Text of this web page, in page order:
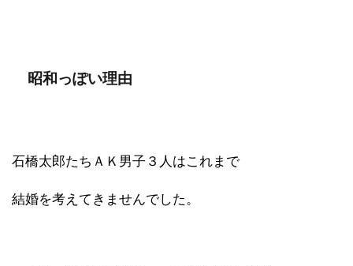
昭和っぽい理由
石橋太郎たちＡＫ男子３人はこれまで
結婚を考えてきませんでした。